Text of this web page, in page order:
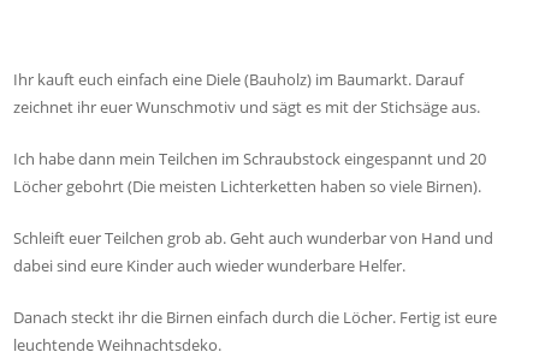
Ihr kauft euch einfach eine Diele (Bauholz) im Baumarkt. Darauf
zeichnet ihr euer Wunschmotiv und sägt es mit der Stichsäge aus.
Ich habe dann mein Teilchen im Schraubstock eingespannt und 20
Löcher gebohrt (Die meisten Lichterketten haben so viele Birnen).
Schleift euer Teilchen grob ab. Geht auch wunderbar von Hand und
dabei sind eure Kinder auch wieder wunderbare Helfer.
Danach steckt ihr die Birnen einfach durch die Löcher. Fertig ist eure
leuchtende Weihnachtsdeko.